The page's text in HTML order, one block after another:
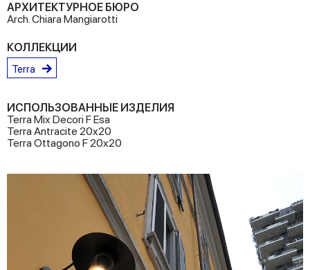
АРХИТЕКТУРНОЕ БЮРО
Arch. Chiara Mangiarotti
КОЛЛЕКЦИИ
Terra
ИСПОЛЬЗОВАННЫЕ ИЗДЕЛИЯ
Terra Mix Decori F Esa
Terra Antracite 20x20
Terra Ottagono F 20x20